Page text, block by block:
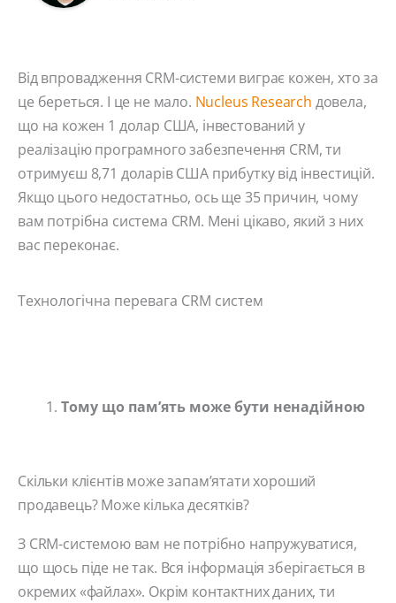
Від впровадження CRM-системи виграє кожен, хто за
це береться. І це не мало. Nucleus Research довела,
що на кожен 1 долар США, інвестований у
реалізацію програмного забезпечення CRM, ти
отримуєш 8,71 доларів США прибутку від інвестицій.
Якщо цього недостатньо, ось ще 35 причин, чому
вам потрібна система CRM. Мені цікаво, який з них
вас переконає.
Технологічна перевага CRM систем
Тому що пам’ять може бути ненадійною
Скільки клієнтів може запам’ятати хороший
продавець? Може кілька десятків?
З CRM-системою вам не потрібно напружуватися,
що щось піде не так. Вся інформація зберігається в
окремих «файлах». Окрім контактних даних, ти